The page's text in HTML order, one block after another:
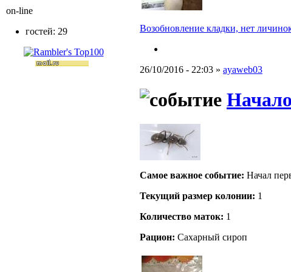
Возобновление кладки, нет
26/10/2016 - 22:03 » ayaweb03
Самое важное событие: Начал
Текущий размер кoлонии: 1
Количество маток: 1
Рацион: Сахарный сироп
on-line
гостей: 29